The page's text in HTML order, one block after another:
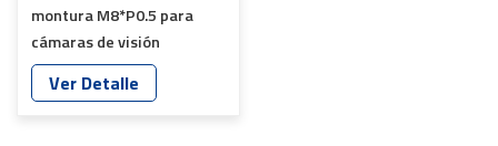
montura M8*P0.5 para
cámaras de visión
periférica de automóviles
YT-7625-B8
Ver Detalle